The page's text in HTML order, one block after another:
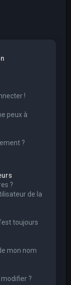
!
peux à
?
?
de la
toujours
mon nom
?